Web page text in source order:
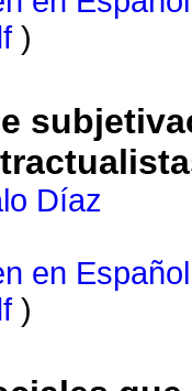
)
Díaz
en Español
)